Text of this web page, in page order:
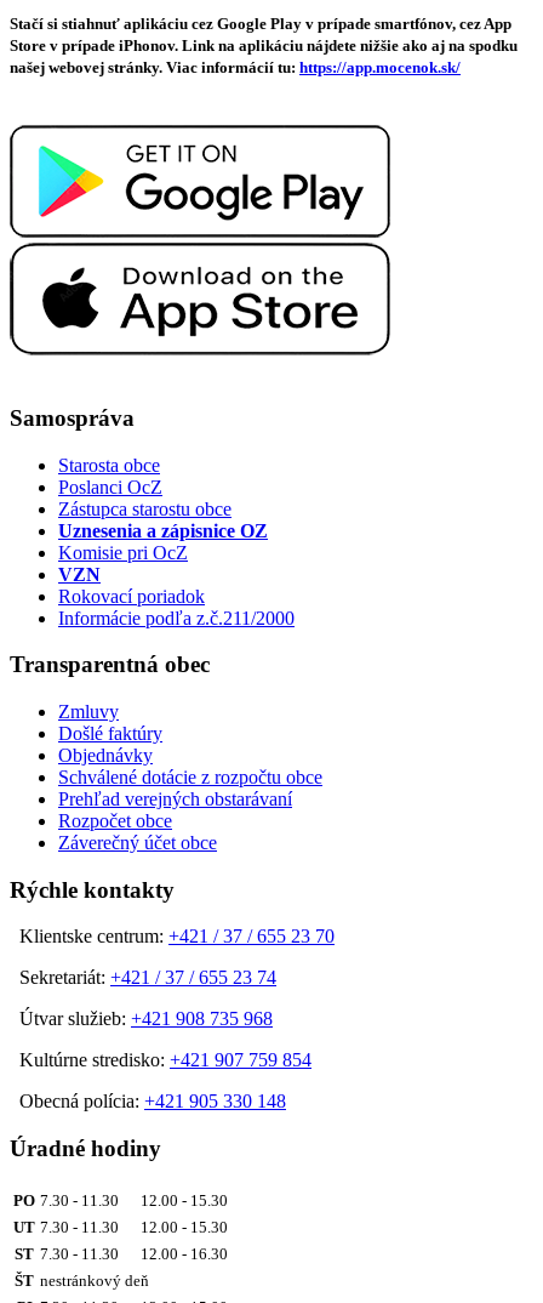
Stačí si stiahnuť aplikáciu cez Google Play v prípade smartfónov, cez App
Store v prípade iPhonov. Link na aplikáciu nájdete nižšie ako aj na spodku
našej webovej stránky. Viac informácií tu: https://app.mocenok.sk/
Samospráva
Starosta obce
Poslanci OcZ
Zástupca starostu obce
Uznesenia a zápisnice OZ
Komisie pri OcZ
VZN
Rokovací poriadok
Informácie podľa z.č.211/2000
Transparentná obec
Zmluvy
Došlé faktúry
Objednávky
Schválené dotácie z rozpočtu obce
Prehľad verejných obstarávaní
Rozpočet obce
Záverečný účet obce
Rýchle kontakty
Klientske centrum: +421 / 37 / 655 23 70
Sekretariát: +421 / 37 / 655 23 74
Útvar služieb: +421 908 735 968
Kultúrne stredisko: +421 907 759 854
Obecná polícia: +421 905 330 148
Úradné hodiny
PO 7.30 - 11.30 12.00 - 15.30
UT 7.30 - 11.30 12.00 - 15.30
ST 7.30 - 11.30 12.00 - 16.30
ŠT nestránkový deň